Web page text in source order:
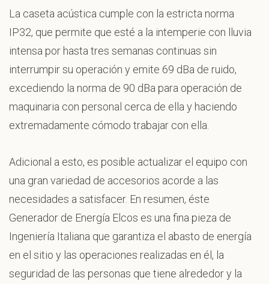
La caseta acústica cumple con la estricta norma
IP32, que permite que esté a la intemperie con lluvia
intensa por hasta tres semanas continuas sin
interrumpir su operación y emite 69 dBa de ruido,
excediendo la norma de 90 dBa para operación de
maquinaria con personal cerca de ella y haciendo
extremadamente cómodo trabajar con ella.
Adicional a esto, es posible actualizar el equipo con
una gran variedad de accesorios acorde a las
necesidades a satisfacer. En resumen, éste
Generador de Energía Elcos es una fina pieza de
Ingeniería Italiana que garantiza el abasto de energía
en el sitio y las operaciones realizadas en él, la
seguridad de las personas que tiene alrededor y la